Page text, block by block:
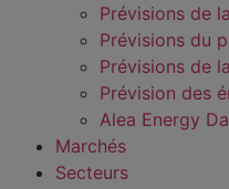
Prévisions de
Prévisions du
Prévisions de
Prévision des
Alea Energy
Marchés
Secteurs